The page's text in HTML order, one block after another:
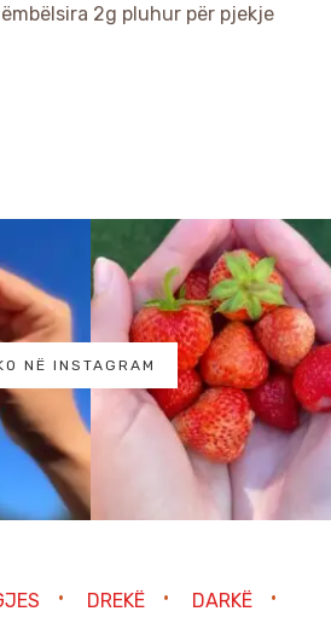
2g pluhur për pjekje
NË INSTAGRAM
DREKË DARKË